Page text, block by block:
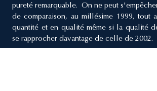
pureté remarquable. On ne peut
de comparaison, au millésime 1999, tout
quantité et en qualité même si la qualité
se rapprocher davantage de celle de 2002.